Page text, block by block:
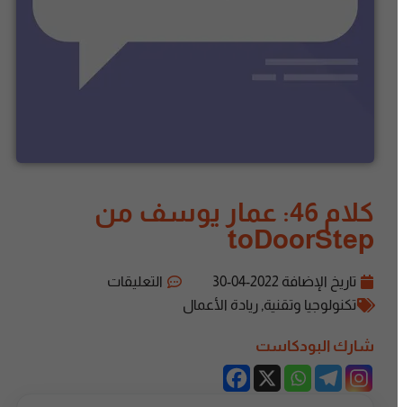
كلام 46: عمار يوسف من
toDoorStep
تاريخ الإضافة2022-04-30
التعليقات
تكنولوجيا وتقنية, ريادة الأعمال
شارك البودكاست